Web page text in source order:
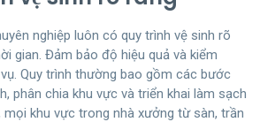
nghiệp luôn có quy trình vệ sinh rõ
gian. Đảm bảo độ hiệu quả và kiểm
Quy trình thường bao gồm các bước
phân chia khu vực và triển khai làm sạch
khu vực trong nhà xưởng từ sàn, trần